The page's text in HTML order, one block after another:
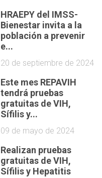
HRAEPY del IMSS-
Bienestar invita a la
población a prevenir
e...
20 de septiembre de 2024
Este mes REPAVIH
tendrá pruebas
gratuitas de VIH,
Sífilis y...
09 de mayo de 2024
Realizan pruebas
gratuitas de VIH,
Sífilis y Hepatitis